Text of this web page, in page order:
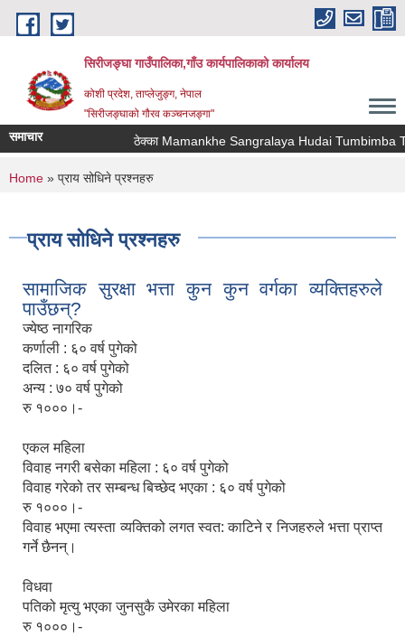
Skip to main content
सिरीजङ्घा गाउँपालिका,गाँउ कार्यपालिकाको कार्यालय
कोशी प्रदेश, ताप्लेजुङ्ग, नेपाल
"सिरीजङ्घाको गौरव कञ्चनजङ्गा"
समाचार ठेक्का Mamankhe Sangralaya Hudai Tumbimba
You are here
Home » प्राय सोधिने प्रश्नहरु
प्राय सोधिने प्रश्नहरु
सामाजिक सुरक्षा भत्ता कुन कुन वर्गका व्यक्तिहरुले
पाउँछन्?
ज्येष्ठ नागरिक
कर्णाली : ६० वर्ष पुगेको
दलित : ६० वर्ष पुगेको
अन्य : ७० वर्ष पुगेको
रु १०००।-
एकल महिला
विवाह नगरी बसेका महिला : ६० वर्ष पुगेको
विवाह गरेको तर सम्बन्ध बिच्छेद भएका : ६० वर्ष पुगेको
रु १०००।-
विवाह भएमा त्यस्ता व्यक्तिको लगत स्वत: काटिने र निजहरुले भत्ता प्राप्त
गर्ने छैनन्।
विधवा
पतिको मृत्यु भएका जुनसुकै उमेरका महिला
रु १०००।-